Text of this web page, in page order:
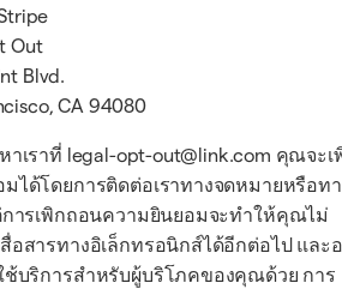
Out
Blvd.
CA 94080
าเราที่ legal-opt-out@link.com คุณจะเ
ได้โดยการติดต่อเราทางจดหมายหรือท
การเพิกถอนความยินยอมจะทำให้คุณไม่
อสารทางอิเล็กทรอนิกส์ได้อีกต่อไป และ
ช้บริการสำหรับผู้บริโภคของคุณด้วย การ